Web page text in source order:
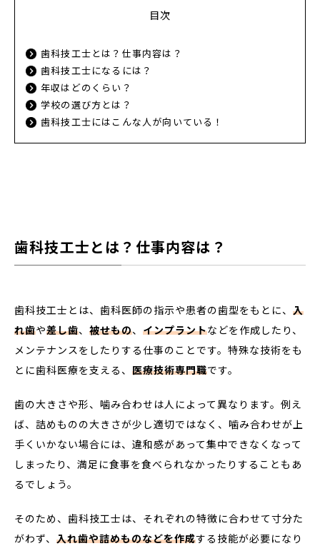
目次
歯科技工士とは？仕事内容は？
歯科技工士になるには？
年収はどのくらい？
学校の選び方とは？
歯科技工士にはこんな人が向いている！
歯科技工士とは？仕事内容は？
歯科技工士とは、歯科医師の指示や患者の歯型をもとに、 入
れ歯や差し歯、 被せもの、 インプラントなどを作成したり、
メンテナンスをしたりする仕事のことです。特殊な技術をも
とに歯科医療を支える、 医療技術専門職です。
歯の大きさや形、噛み合わせは人によって異なります。例え
ば、詰めものの大きさが少し適切ではなく、噛み合わせが上
手くいかない場合には、違和感があって集中できなくなって
しまったり、満足に食事を食べられなかったりすることもあ
るでしょう。
そのため、歯科技工士は、それぞれの特徴に合わせて寸分た
がわず、 入れ歯や詰めものなどを作成する技能が必要になり